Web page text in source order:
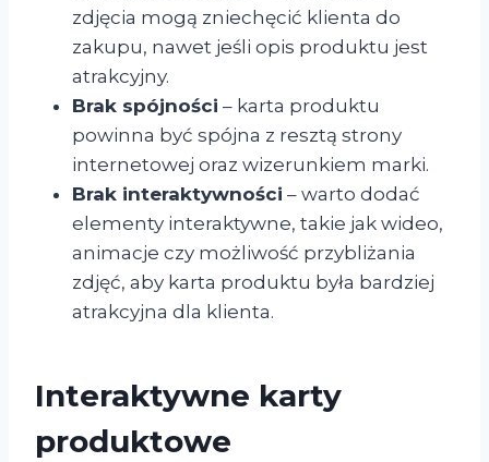
zdjęcia mogą zniechęcić klienta do
zakupu, nawet jeśli opis produktu jest
atrakcyjny.
Brak spójności – karta produktu
powinna być spójna z resztą strony
internetowej oraz wizerunkiem marki.
Brak interaktywności – warto dodać
elementy interaktywne, takie jak wideo,
animacje czy możliwość przybliżania
zdjęć, aby karta produktu była bardziej
atrakcyjna dla klienta.
Interaktywne karty
produktowe